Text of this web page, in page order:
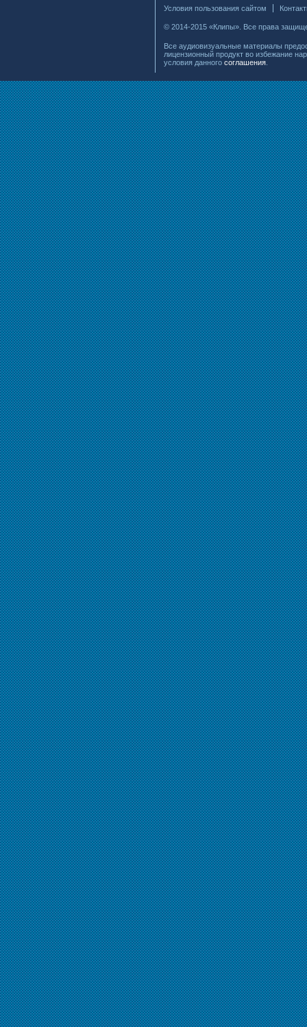
Условия пользования сайтом
© 2014-2015 «Клипы». Все права
Все аудиовизуальные материалы
лицензионный продукт во избежание
условия данного соглашения